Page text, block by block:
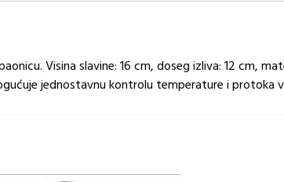
Visina slavine: 16 cm, doseg izliva: 12 cm,
jednostavnu kontrolu temperature i protoka